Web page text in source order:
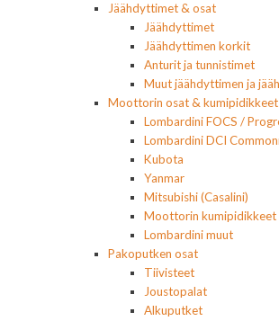
Jäähdyttimet & osat
Jäähdyttimet
Jäähdyttimen korkit
Anturit ja tunnistimet
Muut jäähdyttimen ja
Moottorin osat & kumipidikkeet
Lombardini FOCS /
Lombardini DCI
Kubota
Yanmar
Mitsubishi (Casalini)
Moottorin kumipidikkeet
Lombardini muut
Pakoputken osat
Tiivisteet
Joustopalat
Alkuputket